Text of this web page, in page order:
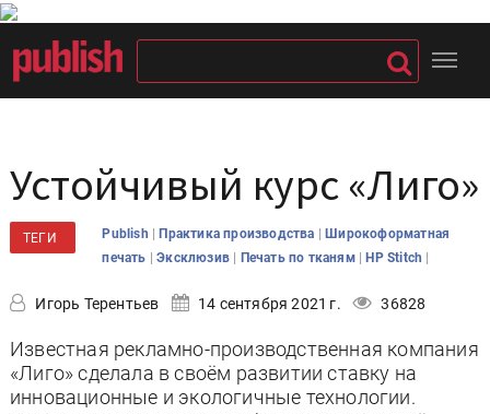
Устойчивый курс «Лиго»
ТЕГИ Publish |Практика производства |Широкоформатная
печать |Эксклюзив | Печать по тканям |HP Stitch |
Игорь Терентьев 14 сентября 2021 г. 36828
Известная рекламно-производственная компания
«Лиго» сделала в своём развитии ставку на
инновационные и экологичные технологии.